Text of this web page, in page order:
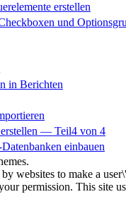
erstellen
und
in Berichten
— Teil4 von 4
einbauen
websites to make a
permission. This site